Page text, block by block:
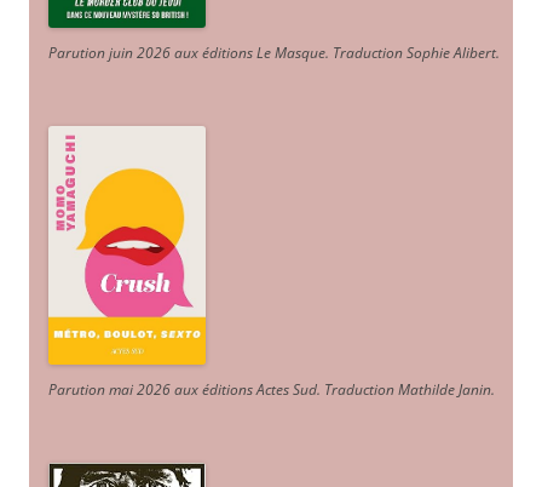
Parution juin 2026 aux éditions Le Masque. Traduction Sophie Alibert.
Parution mai 2026 aux éditions Actes Sud. Traduction Mathilde Janin.